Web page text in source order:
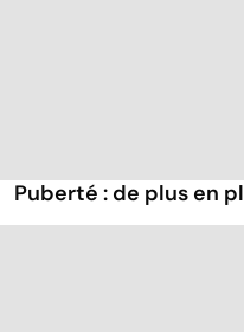
Puberté : de plus en